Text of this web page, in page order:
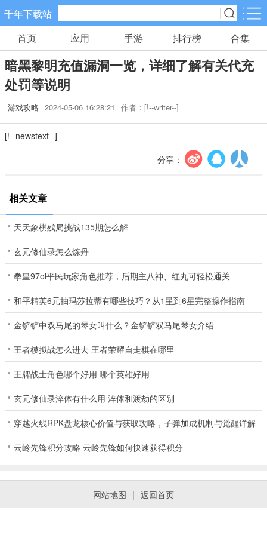
千年下载站
手游分类 应用分类
卡牌回合
10款手游
休闲益智
角色扮演
棋牌游戏
0款手游
飞行射击
动作格斗
模拟经营
5款手游
音乐舞蹈
0款手游
0款手游
首页 应用 手游 排行榜 合集
暗黑黎明充值漏洞一览，详细了解有关代充
处罚等说明
游戏攻略 2024-05-06 16:28:21 作者：[!--writer--]
[!--newstext--]
分享：
相关文章
天天象棋残局挑战135期怎么解
玄元修仙录怎么炼丹
拳皇97ol平民玩家角色推荐，后期主八神、红丸可轻松通关
和平精英6元抽玛莎拉蒂有哪些技巧？从1星到6星完整操作指南
金铲铲中双马尾的琴女叫什么？金铲铲双马尾琴女介绍
王者模拟战怎么进去 王者荣耀自走棋在哪里
王牌战士角色哪个好用 哪个英雄好用
玄元修仙录淬体有什么用 淬体和渡劫的区别
穿越火线RPK盘龙核心价值与获取攻略，子弹加成机制与觉醒详解
云岭先锋积分攻略 云岭先锋如何快速获得积分
网站地图 | 返回首页